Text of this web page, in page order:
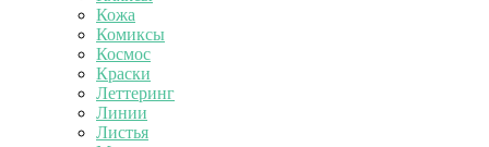
Кожа
Комиксы
Космос
Краски
Леттеринг
Линии
Листья